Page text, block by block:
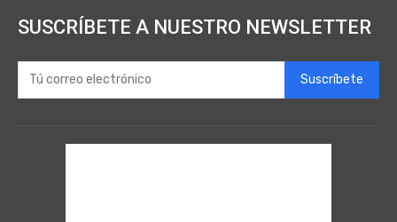
SUSCRÍBETE A NUESTRO NEWSLETTER
Suscríbete